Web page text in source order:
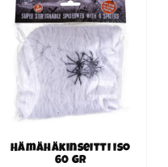
Hämähäkinseitti iso
60 gr